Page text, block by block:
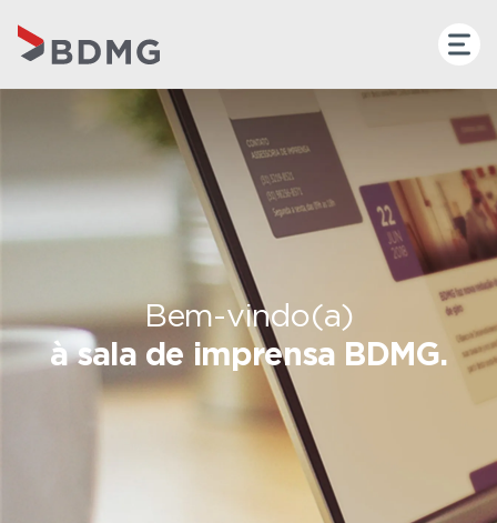
Bem-vindo(a)
à sala de imprensa BDMG.